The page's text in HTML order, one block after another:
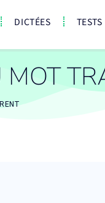
DICTÉES TESTS